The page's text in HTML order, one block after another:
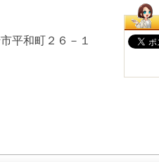
平和町２６－１